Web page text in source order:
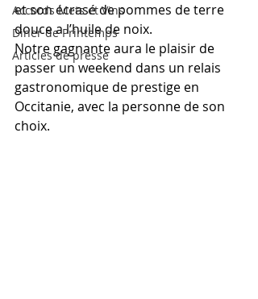
Accords Mets et Vins
Diner de Printemps
Articles de presse
et son écrasé de pommes de terre
douce a l’huile de noix.
Notre gagnante aura le plaisir de
passer un weekend dans un relais
gastronomique de prestige en
Occitanie, avec la personne de son
choix.